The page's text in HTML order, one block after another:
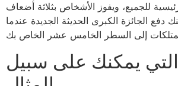
للجميع، ويفوز الأشخاص بثلاثة أضعاف
دفع الجائزة الكبرى الحديثة الجديدة عندما
التي يمكنك على سبيل